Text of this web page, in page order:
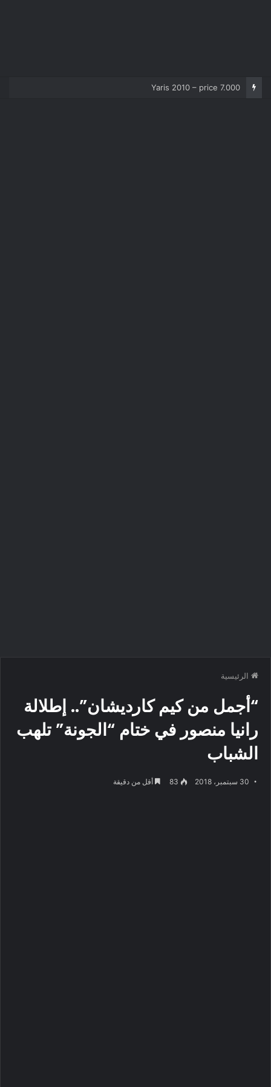
Corolla 2007 – price 5.000
الرئيسية
“أجمل من كيم كارديشان”.. إطلالة
رانيا منصور في ختام “الجونة” تلهب
الشباب
30 سبتمبر، 2018 83 أقل من دقيقة